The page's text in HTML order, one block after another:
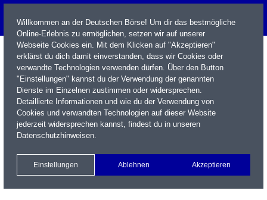
Name / WKN / ISIN / Kürzel
Xetra Realtime
Watchlist Portfolio Login
Willkommen an der Deutschen Börse! Um dir das bestmögliche
Online-Erlebnis zu ermöglichen, setzen wir auf unserer
Webseite Cookies ein. Mit dem Klicken auf "Akzeptieren"
erklärst du dich damit einverstanden, dass wir Cookies oder
verwandte Technologien verwenden dürfen. Über den Button
"Einstellungen" kannst du der Verwendung der genannten
Dienste im Einzelnen zustimmen oder widersprechen.
Detaillierte Informationen und wie du der Verwendung von
Cookies und verwandten Technologien auf dieser Website
jederzeit widersprechen kannst, findest du in unseren
Datenschutzhinweisen.
Einstellungen Ablehnen Akzeptieren